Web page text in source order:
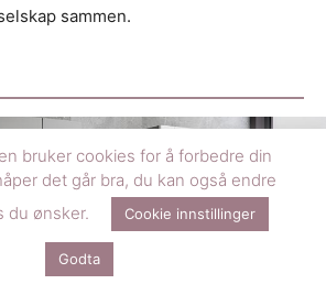
sammen.
bruker cookies for å forbedre din
det går bra, du kan også endre
du ønsker.
Cookie innstillinger
Godta